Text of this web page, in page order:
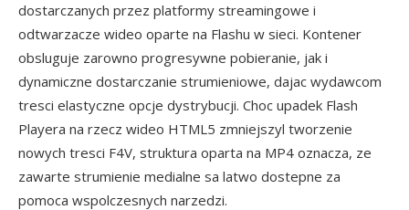
dostarczanych przez platformy streamingowe i
odtwarzacze wideo oparte na Flashu w sieci. Kontener
obsluguje zarowno progresywne pobieranie, jak i
dynamiczne dostarczanie strumieniowe, dajac wydawcom
tresci elastyczne opcje dystrybucji. Choc upadek Flash
Playera na rzecz wideo HTML5 zmniejszyl tworzenie
nowych tresci F4V, struktura oparta na MP4 oznacza, ze
zawarte strumienie medialne sa latwo dostepne za
pomoca wspolczesnych narzedzi.